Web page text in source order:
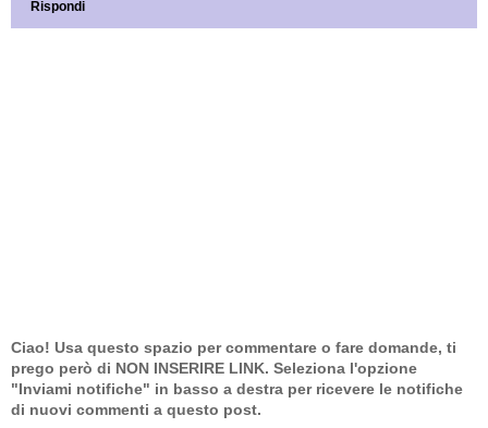
Rispondi
Ciao! Usa questo spazio per commentare o fare domande, ti
prego però di NON INSERIRE LINK. Seleziona l'opzione
"Inviami notifiche" in basso a destra per ricevere le notifiche
di nuovi commenti a questo post.